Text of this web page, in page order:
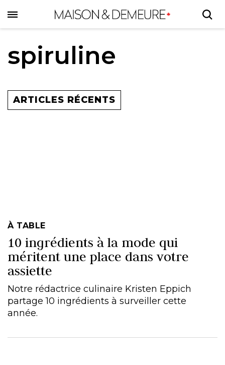
to
main
spiruline
ARTICLES RÉCENTS
À TABLE
10 ingrédients à la mode qui
méritent une place dans votre
assiette
Notre rédactrice culinaire Kristen Eppich
partage 10 ingrédients à surveiller cette
année.